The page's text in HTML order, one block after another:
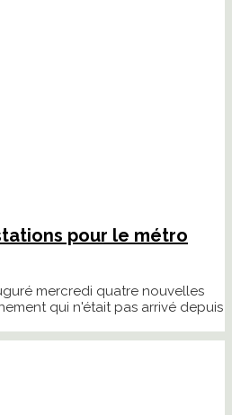
pour le métro
mercredi quatre nouvelles
qui n'était pas arrivé depuis